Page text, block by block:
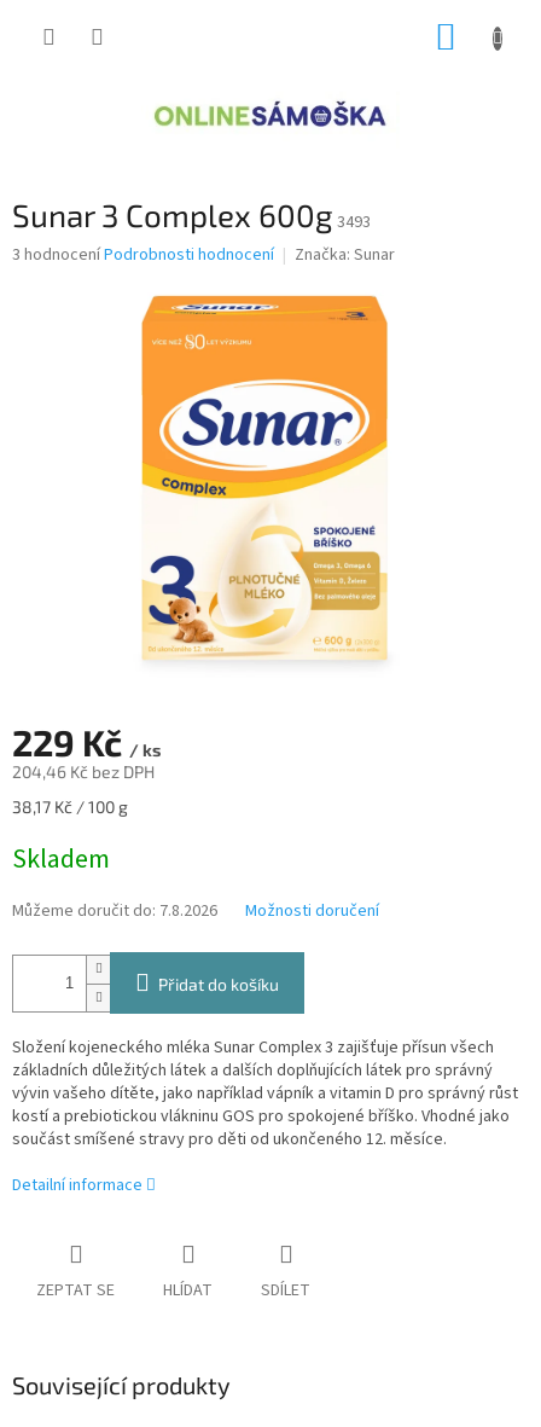
Sunar 3 Complex 600g 3493
Průměrné
3 hodnoceníPodrobnosti hodnocení Značka: Sunar
229 Kč / ks
204,46 Kč bez DPH
Měrná
38,17 Kč / 100 g
Skladem
Můžeme doručit do: 7.8.2026 Možnosti doručení
Přidat do košíku
Složení kojeneckého mléka Sunar Complex 3 zajišťuje přísun všech
základních důležitých látek a dalších doplňujících látek pro správný
vývin vašeho dítěte, jako například vápník a vitamin D pro správný růst
kostí a prebiotickou vlákninu GOS pro spokojené bříško. Vhodné jako
součást smíšené stravy pro děti od ukončeného 12. měsíce.
Detailní informace
ZEPTAT SE HLÍDAT SDÍLET
Související produkty